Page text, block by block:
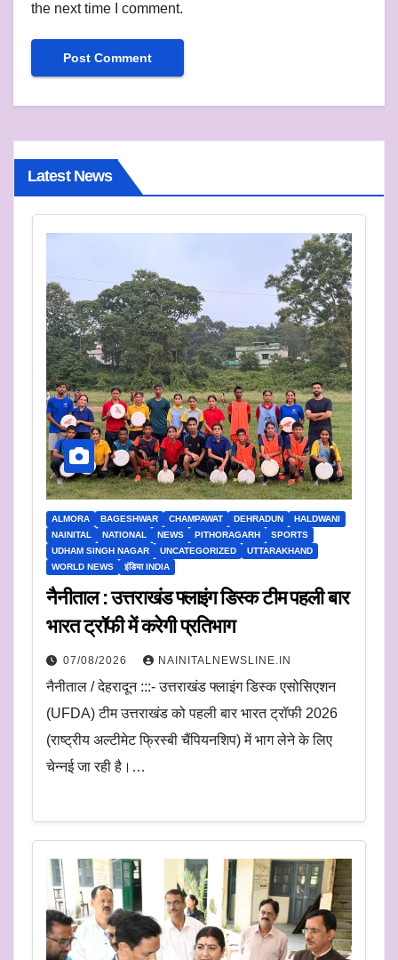
the next time I comment.
Latest News
ALMORA BAGESHWAR CHAMPAWAT DEHRADUN
HALDWANI
NAINITAL
NATIONAL NEWS PITHORAGARH
SPORTS
UDHAM SINGH NAGAR
UNCATEGORIZED
UTTARAKHAND
WORLD NEWS
इंडिया INDIA
नैनीताल : उत्तराखंड फ्लाइंग डिस्क टीम पहली बार
भारत ट्रॉफी में करेगी प्रतिभाग
07/08/2026 NAINITALNEWSLINE.IN
नैनीताल / देहरादून :::- उत्तराखंड फ्लाइंग डिस्क एसोसिएशन
(UFDA) टीम उत्तराखंड को पहली बार भारत ट्रॉफी 2026
(राष्ट्रीय अल्टीमेट फ्रिस्बी चैंपियनशिप) में भाग लेने के लिए
चेन्नई जा रही है।…